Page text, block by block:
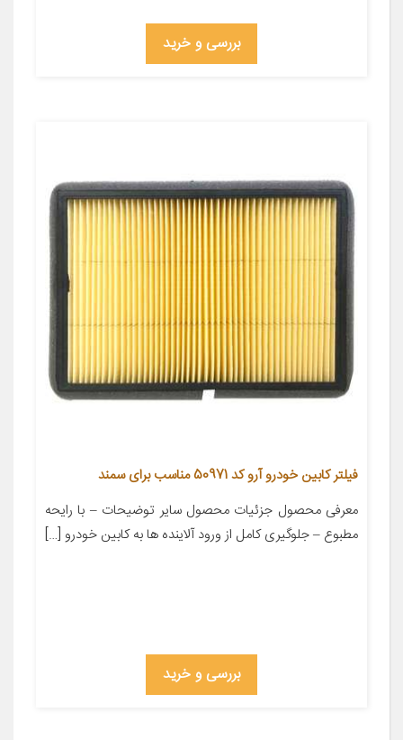
بررسی و خرید
فیلتر کابین خودرو آرو کد 50971 مناسب برای سمند
معرفی محصول جزئیات محصول سایر توضیحات – با رایحه
مطبوع – جلوگیری کامل از ورود آلاینده ها به کابین خودرو […]
بررسی و خرید